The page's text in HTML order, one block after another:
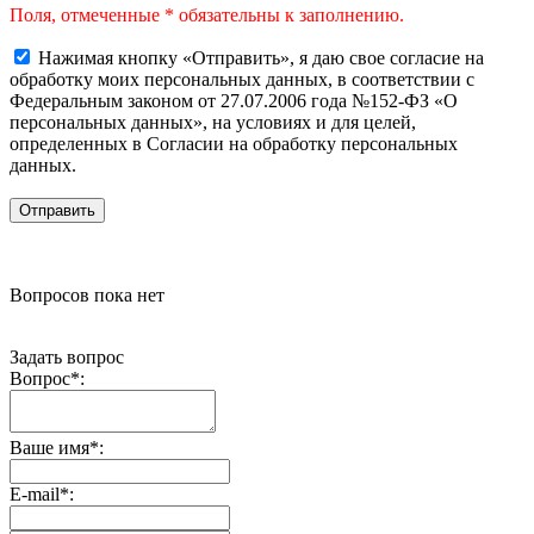
Поля, отмеченные * обязательны к заполнению.
Нажимая кнопку «Отправить», я даю свое согласие на
обработку моих персональных данных, в соответствии с
Федеральным законом от 27.07.2006 года №152-ФЗ «О
персональных данных», на условиях и для целей,
определенных в Согласии на обработку персональных
данных.
Вопросов пока нет
Задать вопрос
Вопрос*:
Ваше имя*:
E-mail*: